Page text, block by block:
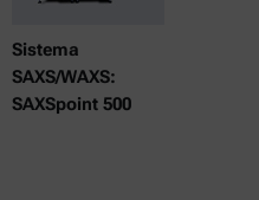
Sistema
SAXS/WAXS:
SAXSpoint 500